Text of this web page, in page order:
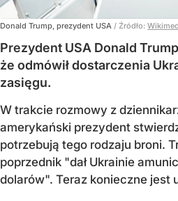
Donald Trump, prezydent USA / Źródło:
Prezydent USA Donald
że odmówił dostarczenia
zasięgu.
W trakcie rozmowy z
amerykański prezydent
potrzebują tego rodzaju broni.
poprzednik "dał Ukrainie
dolarów". Teraz konieczne jest